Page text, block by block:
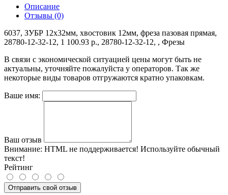
Описание
Отзывы (0)
6037, ЗУБР 12x32мм, хвостовик 12мм, фреза пазовая прямая,
28780-12-32-12, 1 100.93 р., 28780-12-32-12, , Фрезы
В связи с экономической ситуацией цены могут быть не
актуальны, уточняйте пожалуйста у операторов. Так же
некоторые виды товаров отгружаются кратно упаковкам.
Ваше имя:
Ваш отзыв
Внимание: HTML не поддерживается! Используйте обычный
текст!
Рейтинг
Отправить свой отзыв